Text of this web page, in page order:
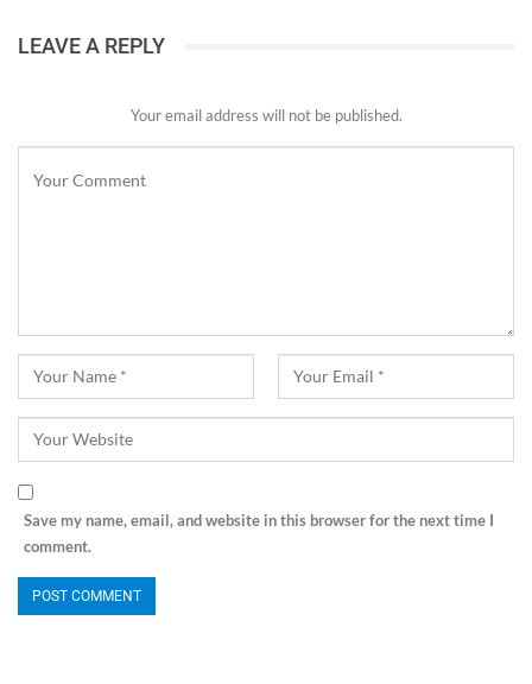
LEAVE A REPLY
Your email address will not be published.
Save my name, email, and website in this browser for the next time I
comment.